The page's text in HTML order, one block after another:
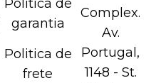
Politica de
garantia
Politica de
frete
Complex.
Av.
Portugal,
1148 - St.